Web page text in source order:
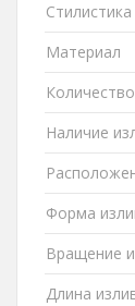
Материал
Наличие
Форма
Вращение
Длина